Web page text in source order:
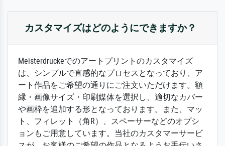
カスタマイズはどのようにできますか？
Meisterdruckeでのアートプリントのカスタマイズ
は、シンプルで直感的なプロセスとなっており、ア
ート作品をご希望の通りにご注文いただけます。額
縁・画像サイズ・印刷媒体を選択し、適切なカバー
や画枠を追加する形となっております。また、マッ
ト、フィレット（角R）、スペーサーなどのオプシ
ョンもご用意しています。当社のカスタマーサービ